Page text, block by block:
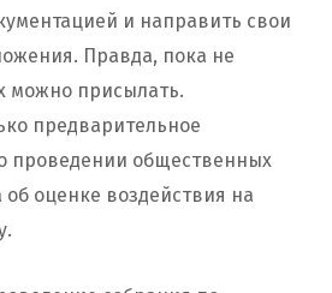
и направить свои
Правда, пока не
можно присылать.
предварительное
проведении общественных
об оценке воздействия на